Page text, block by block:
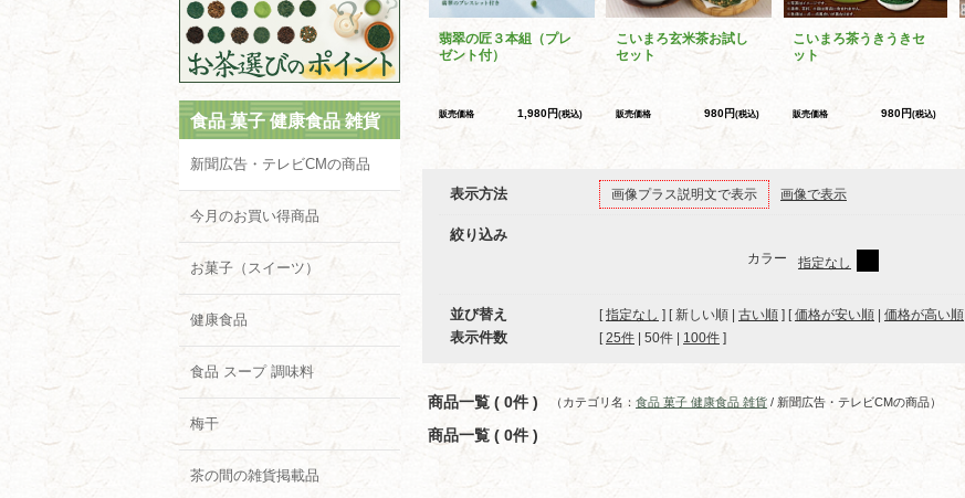
食品 菓子 健康食品 雑貨
新聞広告・テレビCMの商品
今月のお買い得商品
お菓子（スイーツ）
健康食品
食品 スープ 調味料
梅干
茶の間の雑貨掲載品
翡翠の匠３本組（プレ
ゼント付）
販売価格 1,980円(税込)
こいまろ玄米茶お試し
セット
販売価格 980円(税込)
こいまろ茶うきうきセ
ット
販売価格 980円(税込)
表示方法 画像プラス説明文で表示 画像で表示
絞り込み
カラー 指定なし
並び替え [指定なし ] [ 新しい順 | 古い順 ] [価格が安い順 価格が高い順
表示件数 [ 25件 50件 100件 ]
商品一覧 ( 0件 ) （カテゴリ名： 食品 菓子 健康食品 雑貨 / 新聞広告・テレビCMの商品）
商品一覧 ( 0件 )